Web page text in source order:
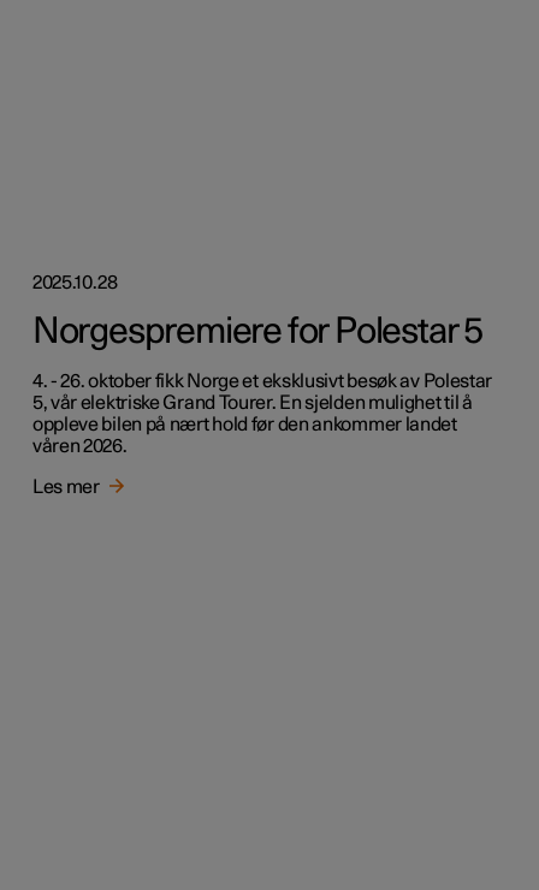
2025.10.28
Norgespremiere for Polestar 5
4. - 26. oktober fikk Norge et eksklusivt besøk av Polestar
5, vår elektriske Grand Tourer. En sjelden mulighet til å
oppleve bilen på nært hold før den ankommer landet
våren 2026.
Les mer